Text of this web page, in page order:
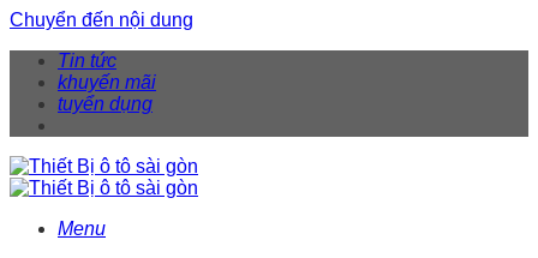
Chuyển đến nội dung
Tin tức
khuyến mãi
tuyển dụng
Menu